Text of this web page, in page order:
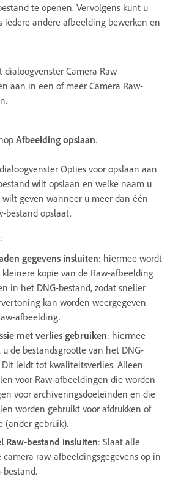
te openen. Vervolgens kunt u
iedere andere afbeelding bewerken en
dialoogvenster Camera Raw
aan in een of meer Camera Raw-
Afbeelding opslaan.
Opties voor opslaan aan
wilt opslaan en welke naam u
geven wanneer u meer dan één
bestand opslaat.
gegevens insluiten: hiermee wordt
kopie van de Raw-afbeelding
in het DNG-bestand, zodat sneller
kan worden weergegeven
afbeelding.
met verlies gebruiken: hiermee
de bestandsgrootte van het DNG-
Dit leidt tot kwaliteitsverlies. Alleen
voor Raw-afbeeldingen die worden
voor archiveringsdoeleinden en die
worden gebruikt voor afdrukken of
(ander gebruik).
Raw-bestand insluiten: Slaat alle
raw-afbeeldingsgegevens op in
bestand.